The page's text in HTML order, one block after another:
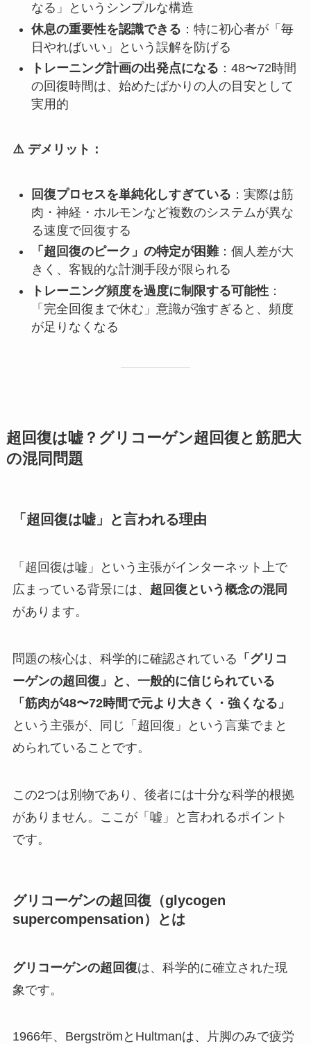
なる」というシンプルな構造
休息の重要性を認識できる ：特に初心者が「毎
日やればいい」という誤解を防げる
トレーニング計画の出発点になる ：48〜72時間
の回復時間は、始めたばかりの人の目安として
実用的
⚠️ デメリット：
回復プロセスを単純化しすぎている ：実際は筋
肉・神経・ホルモンなど複数のシステムが異な
る速度で回復する
「超回復のピーク」の特定が困難：個人差が大
きく、客観的な計測手段が限られる
トレーニング頻度を過度に制限する可能性：
「完全回復まで休む」意識が強すぎると、頻度
が足りなくなる
超回復は嘘？グリコーゲン超回復と筋肥大
の混同問題
「超回復は嘘」と言われる理由
「超回復は嘘」という主張がインターネット上で
広まっている背景には、 超回復という概念の混同
があります。
問題の核心は、科学的に確認されている 「グリコ
ーゲンの超回復」と、一般的に信じられている
「筋肉が48〜72時間で元より大きく・強くなる」
という主張が、同じ「超回復」という言葉でまと
められていることです。
この2つは別物であり、後者には十分な科学的根拠
がありません。ここが「嘘」と言われるポイント
です。
グリコーゲンの超回復（glycogen
supercompensation）とは
グリコーゲンの超回復は、科学的に確立された現
象です。
1966年、BergströmとHultmanは、片脚のみで疲労